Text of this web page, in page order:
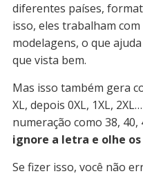
diferentes países,
isso, eles trabalham
modelagens, o que
que vista bem.
Mas isso também gera
XL, depois 0XL, 1XL,
numeração como 38, 40,
ignore a letra e olhe
Se fizer isso, você não